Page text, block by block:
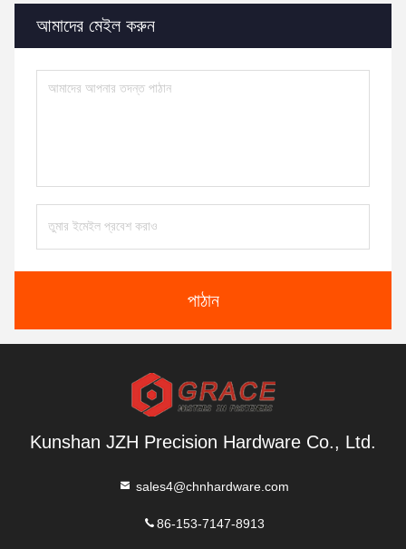
আমাদের মেইল ​​করুন
পাঠান
Kunshan JZH Precision Hardware Co., Ltd.
sales4@chnhardware.com
86-153-7147-8913